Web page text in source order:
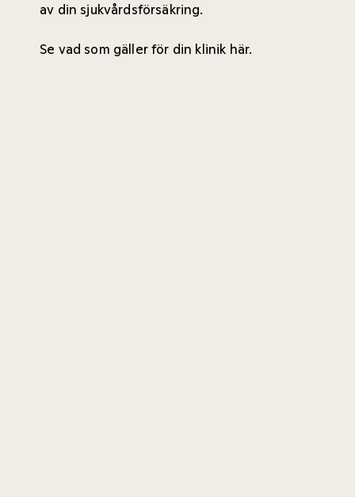
av din sjukvårdsförsäkring.
Se vad som gäller för din klinik här.